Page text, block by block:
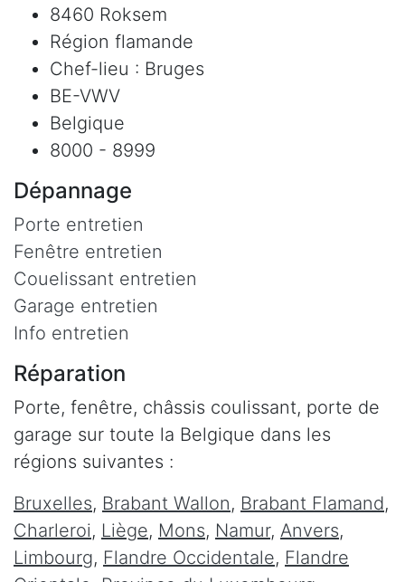
8460 Roksem
Région flamande
Chef-lieu : Bruges
BE-VWV
Belgique
8000 - 8999
Dépannage
Porte entretien
Fenêtre entretien
Couelissant entretien
Garage entretien
Info entretien
Réparation
Porte, fenêtre, châssis coulissant, porte de
garage sur toute la Belgique dans les
régions suivantes :
Bruxelles, Brabant Wallon, Brabant Flamand,
Charleroi, Liège, Mons, Namur, Anvers,
Limbourg, Flandre Occidentale, Flandre